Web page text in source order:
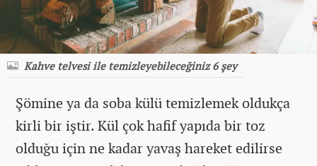
Kahve telvesi ile temizleyebileceğiniz 6 şey
Şömine ya da soba külü temizlemek oldukça
kirli bir iştir. Kül çok hafif yapıda bir toz
olduğu için ne kadar yavaş hareket edilirse